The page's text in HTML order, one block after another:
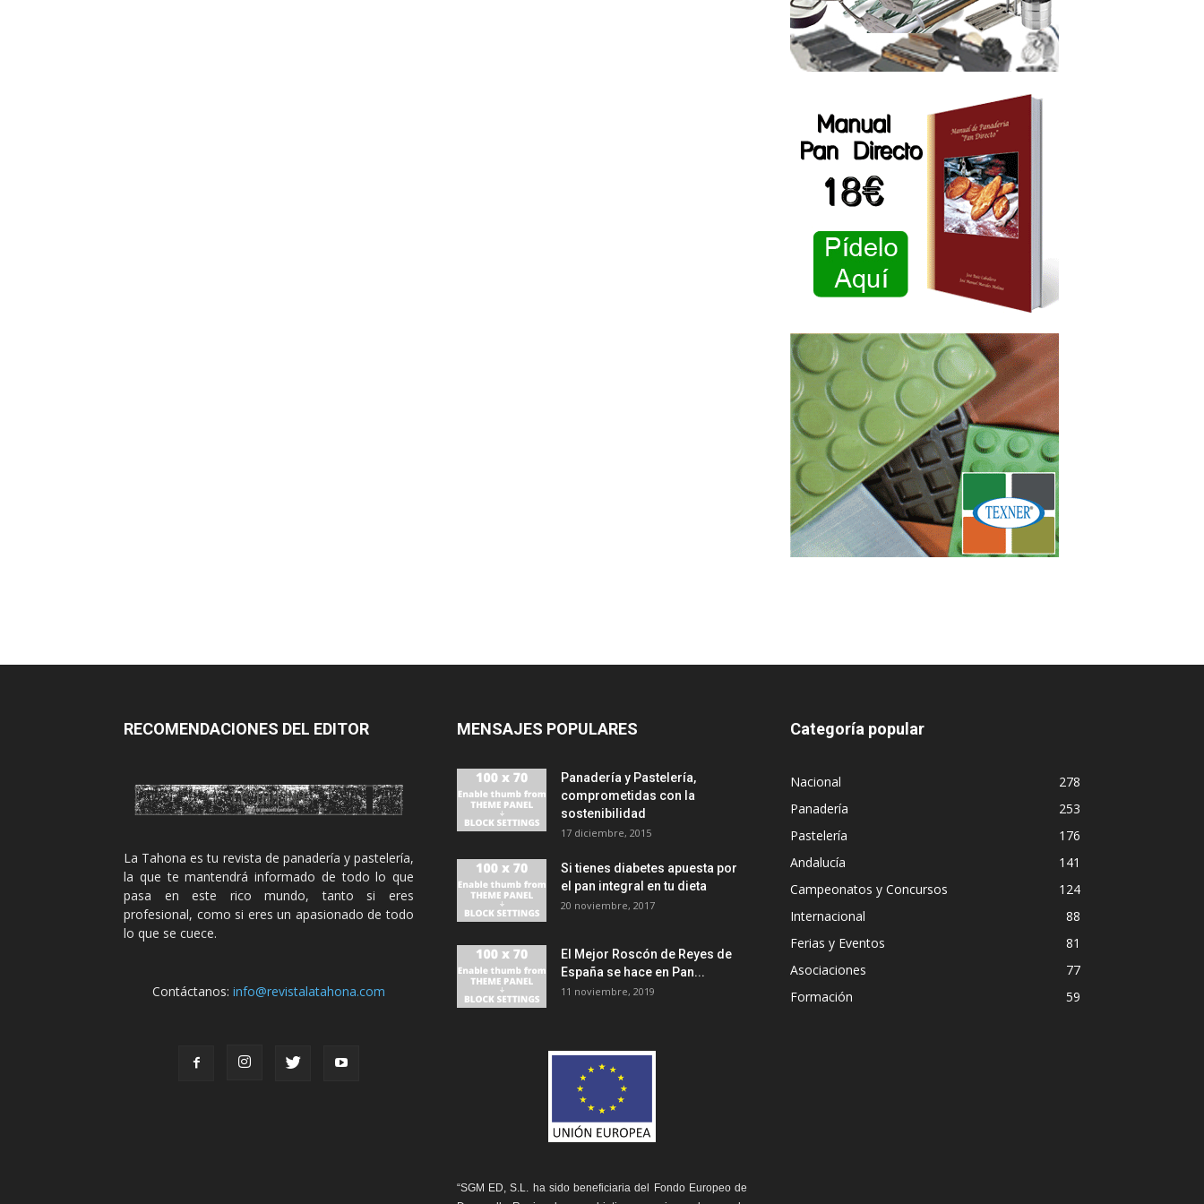
RECOMENDACIONES DEL EDITOR
La Tahona es tu revista de panadería y pastelería,
la que te mantendrá informado de todo lo que
pasa en este rico mundo, tanto si eres
profesional, como si eres un apasionado de todo
lo que se cuece.
Contáctanos: info@revistalatahona.com
MENSAJES POPULARES
Panadería y Pastelería,
comprometidas con la
sostenibilidad
17 diciembre, 2015
Si tienes diabetes apuesta por
el pan integral en tu dieta
20 noviembre, 2017
El Mejor Roscón de Reyes de
España se hace en Pan...
11 noviembre, 2019
“SGM ED, S.L. ha sido beneficiaria del Fondo Europeo de
Categoría popular
Nacional
278
Panadería
253
Pastelería
176
Andalucía
141
Campeonatos y Concursos
124
Internacional
88
Ferias y Eventos
81
Asociaciones
77
Formación
59